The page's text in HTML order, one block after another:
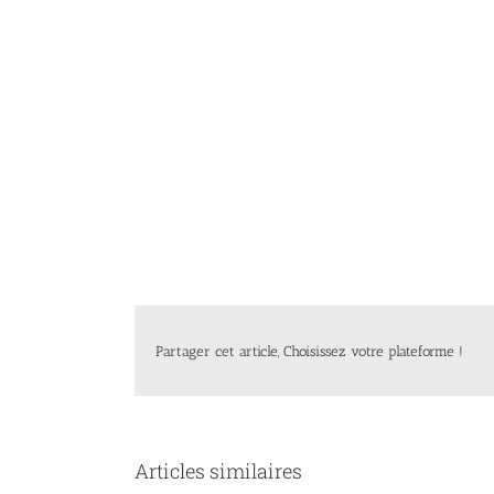
Partager cet article, Choisissez votre plateforme !
Articles similaires